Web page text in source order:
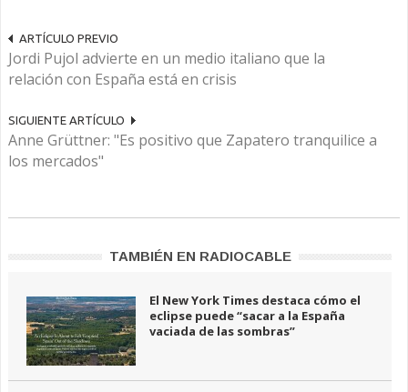
ARTÍCULO PREVIO
Jordi Pujol advierte en un medio italiano que la
relación con España está en crisis
SIGUIENTE ARTÍCULO
Anne Grüttner: "Es positivo que Zapatero tranquilice a
los mercados"
TAMBIÉN EN RADIOCABLE
El New York Times destaca cómo el
eclipse puede “sacar a la España
vaciada de las sombras”